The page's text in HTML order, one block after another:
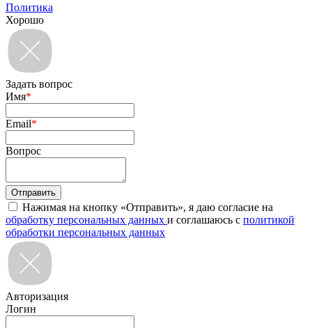
Политика
Хорошо
Задать вопрос
Имя*
Email*
Вопрос
Нажимая на кнопку «Отправить», я даю согласие на
обработку персональных данных и соглашаюсь с политикой
обработки персональных данных
Авторизация
Логин